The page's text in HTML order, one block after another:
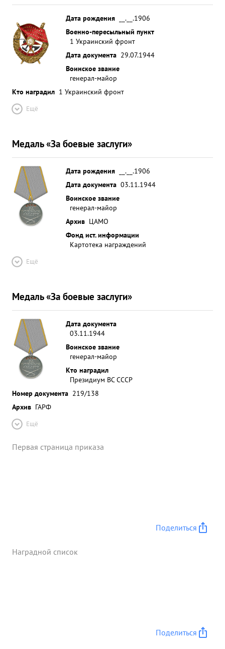
Дата рождения
__.__.1906
Военно-пересыльный пункт
1 Украинский фронт
Дата документа 29.07.1944
Воинское звание
генерал-майор
Кто наградил 1 Украинский фронт
Ещё
Медаль «За боевые заслуги»
Дата рождения
__.__.1906
Дата документа 03.11.1944
Воинское звание
генерал-майор
Архив ЦАМО
Фонд ист. информации
Картотека награждений
Ещё
Медаль «За боевые заслуги»
Дата документа
03.11.1944
Воинское звание
генерал-майор
Кто наградил
Президиум ВС СССР
Номер документа 219/138
Архив ГАРФ
Ещё
Первая страница приказа
Поделиться
Наградной список
Поделиться